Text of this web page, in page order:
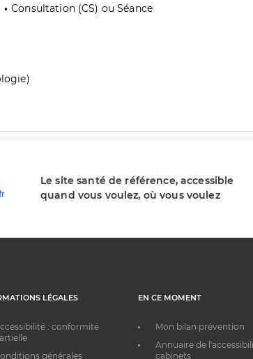
Consultation (CS) ou Séance
Le site santé de référence, accessible
quand vous voulez, où vous voulez
LÉGALES
: conformité
générales
EN CE MOMENT
Mon bilan prévention
Annuaire de
cabinets